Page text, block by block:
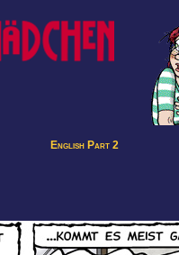
English Part 2